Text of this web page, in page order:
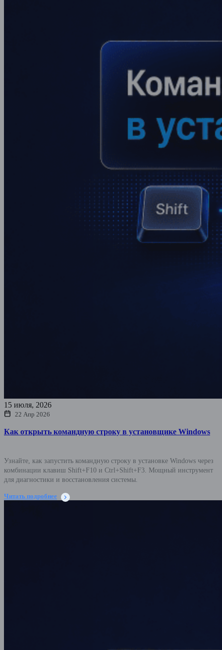
15 июля, 2026
22 Апр 2026
Как открыть командную строку в установщике Windows
Узнайте, как запустить командную строку в установке Windows через
комбинации клавиш Shift+F10 и Ctrl+Shift+F3. Мощный инструмент
для диагностики и восстановления системы.
Читать подробнее